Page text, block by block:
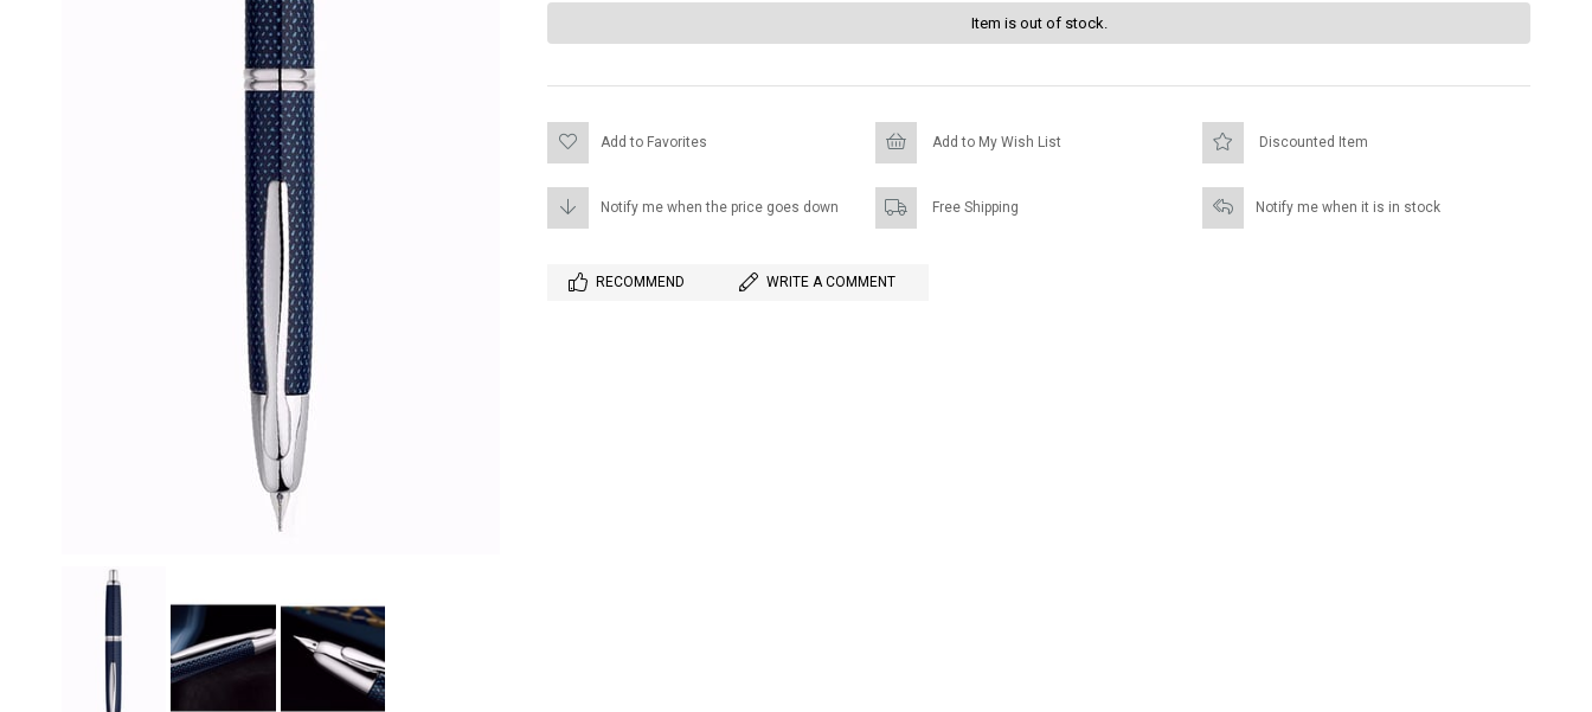
Item is out of stock.
Add to Favorites Add to My Wish List Discounted Item
Notify me when the price goes down Free Shipping Notify me when it is in stock
RECOMMEND WRITE A COMMENT